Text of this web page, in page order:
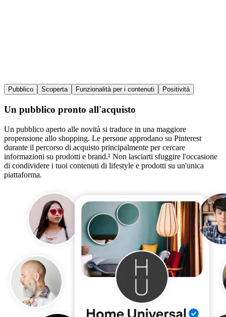
Pubblico Scoperta Funzionalità per i contenuti Positività
Un pubblico pronto all'acquisto
Un pubblico aperto alle novità si traduce in una maggiore
propensione allo shopping. Le persone approdano su Pinterest
durante il percorso di acquisto principalmente per cercare
informazioni su prodotti e brand.¹ Non lasciarti sfuggire l'occasione
di condividere i tuoi contenuti di lifestyle e prodotti su un'unica
piattaforma.